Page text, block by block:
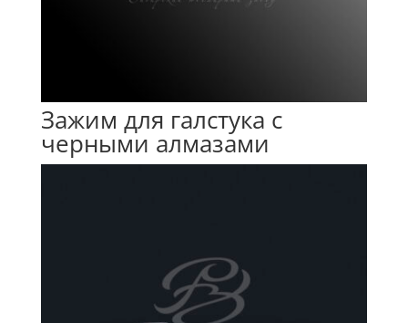
Зажим для галстука с
черными алмазами